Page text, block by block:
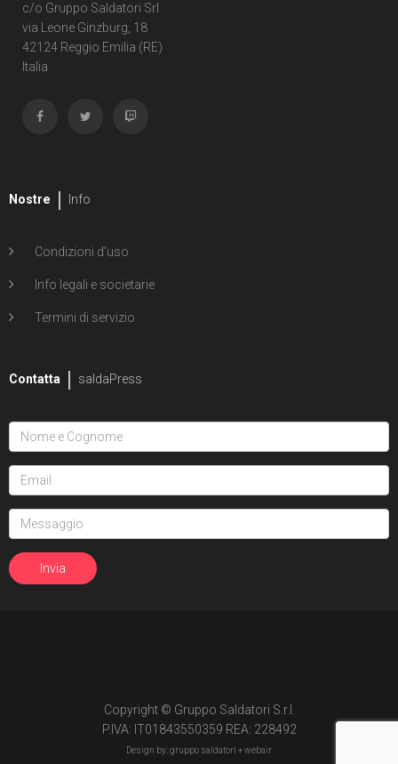
c/o Gruppo Saldatori Srl
via Leone Ginzburg, 18
42124 Reggio Emilia (RE)
Italia
Nostre Info
Condizioni d'uso
Info legali e societarie
Termini di servizio
Contatta saldaPress
Copyright © Gruppo Saldatori S.r.l.
P.IVA: IT01843550359 REA: 228492
Design by: gruppo saldatori +webair